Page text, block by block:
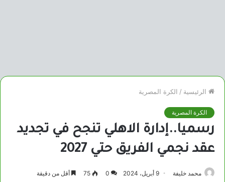
الرئيسية / الكرة المصرية
الكرة المصرية
رسميا..إدارة الاهلي تنجح في تجديد
عقد نجمي الفريق حتي 2027
محمد خليفة 9 أبريل، 2024 0
75 أقل من دقيقة